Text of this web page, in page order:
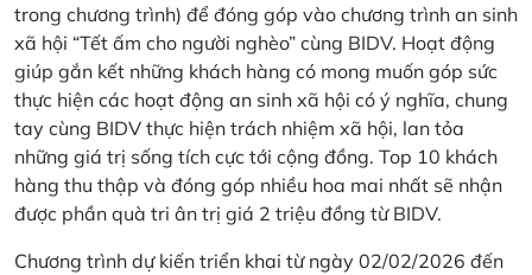
trong chương trình) để đóng góp vào chương trình an sinh
xã hội “Tết ấm cho người nghèo” cùng BIDV. Hoạt động
giúp gắn kết những khách hàng có mong muốn góp sức
thực hiện các hoạt động an sinh xã hội có ý nghĩa, chung
tay cùng BIDV thực hiện trách nhiệm xã hội, lan tỏa
những giá trị sống tích cực tới cộng đồng. Top 10 khách
hàng thu thập và đóng góp nhiều hoa mai nhất sẽ nhận
được phần quà tri ân trị giá 2 triệu đồng từ BIDV.
Chương trình dự kiến triển khai từ ngày 02/02/2026 đến